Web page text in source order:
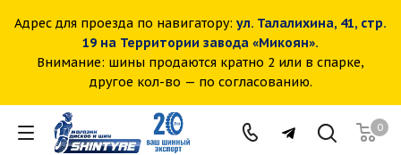
Адрес для проезда по навигатору: ул. Талалихина, 41, стр.
19 на Территории завода «Микоян».
Внимание: шины продаются кратно 2 или в спарке,
другое кол-во — по согласованию.
0